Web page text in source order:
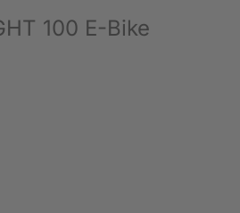
100 E-Bike